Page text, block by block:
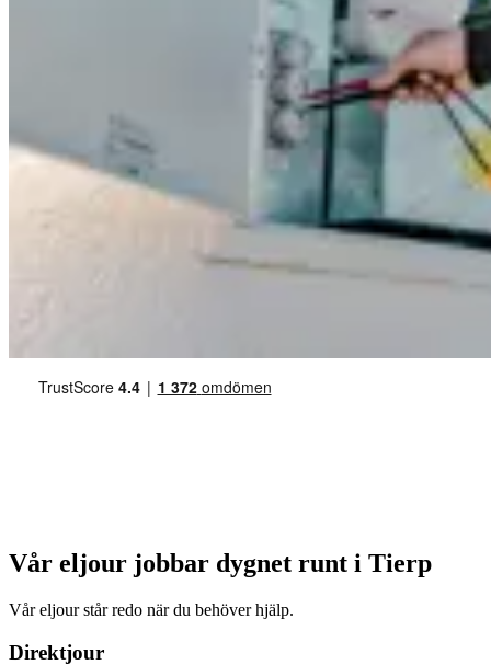
Vår eljour jobbar dygnet runt i Tierp
Vår eljour står redo när du behöver hjälp.
Direktjour